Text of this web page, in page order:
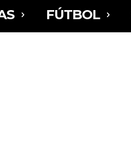
FÚTBOL